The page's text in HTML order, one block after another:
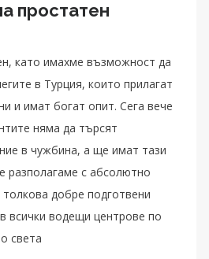
простатен
като имахме възможност да
в Турция, които прилагат
и имат богат опит. Сега вече
няма да търсят
в чужбина, а ще имат тази
разполагаме с абсолютно
добре подготвени
всички водещи центрове по
света